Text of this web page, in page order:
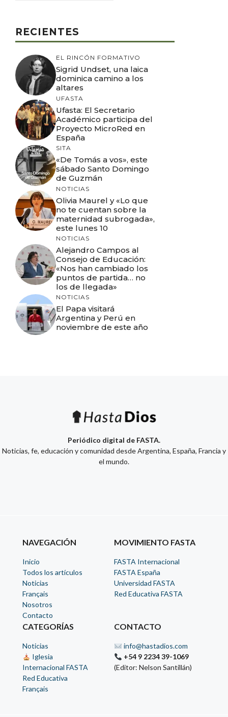
RECIENTES
EL RINCÓN FORMATIVO
Sigrid Undset, una laica
dominica camino a los
altares
UFASTA
Ufasta: El Secretario
Académico participa del
Proyecto MicroRed en
España
SITA
«De Tomás a vos», este
sábado Santo Domingo
de Guzmán
NOTICIAS
Olivia Maurel y «Lo que
no te cuentan sobre la
maternidad subrogada»,
este lunes 10
NOTICIAS
Alejandro Campos al
Consejo de Educación:
«Nos han cambiado los
puntos de partida… no
los de llegada»
NOTICIAS
El Papa visitará
Argentina y Perú en
noviembre de este año
Periódico digital de FASTA.
Noticias, fe, educación y comunidad desde Argentina, España, Francia y
el mundo.
NAVEGACIÓN
Inicio
Todos los artículos
Noticias
Français
Nosotros
Contacto
MOVIMIENTO FASTA
FASTA Internacional
FASTA España
Universidad FASTA
Red Educativa FASTA
CATEGORÍAS
Noticias
Iglesia
Internacional FASTA
Red Educativa
Français
CONTACTO
info@hastadios.com
+54 9 2234 39-1069
(Editor: Nelson Santillán)